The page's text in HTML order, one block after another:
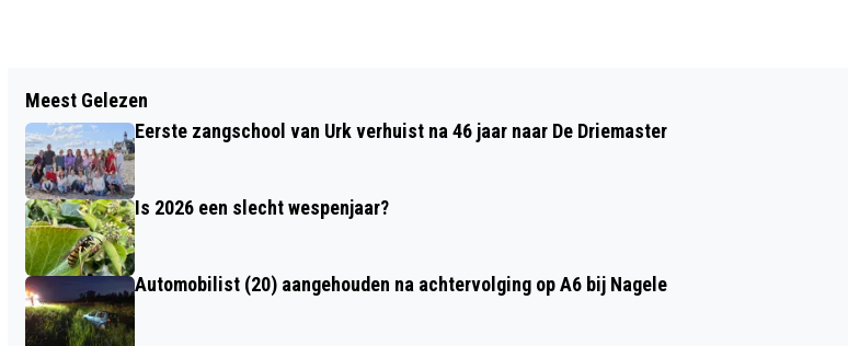
OEFENING MET NOODSTEUNPUNTEN
GROOT SUCCES IN EMMELOORD
Meest Gelezen
Eerste zangschool van Urk verhuist na 46 jaar naar De Driemaster
Is 2026 een slecht wespenjaar?
Automobilist (20) aangehouden na achtervolging op A6 bij Nagele